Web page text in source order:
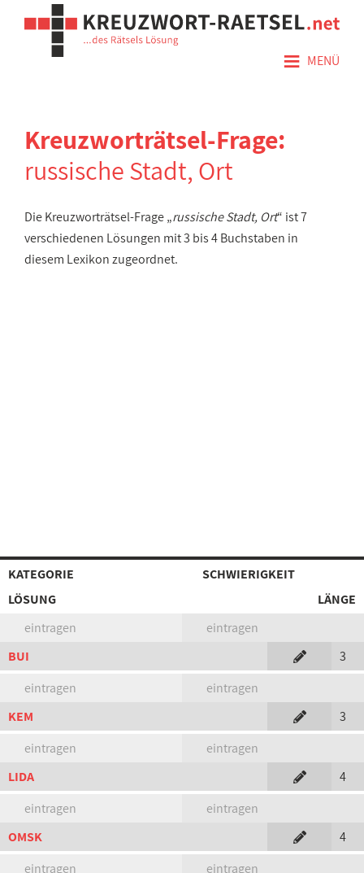
≡ MENÜ
Kreuzworträtsel-Frage:
russische Stadt, Ort
Die Kreuzworträtsel-Frage „russische Stadt, Ort“ ist 7
verschiedenen Lösungen mit 3 bis 4 Buchstaben in
diesem Lexikon zugeordnet.
KATEGORIE
SCHWIERIGKEIT
LÖSUNG
LÄNGE
eintragen
eintragen
BUI
3
eintragen
eintragen
KEM
3
eintragen
eintragen
LIDA
4
eintragen
eintragen
OMSK
4
eintragen
eintragen